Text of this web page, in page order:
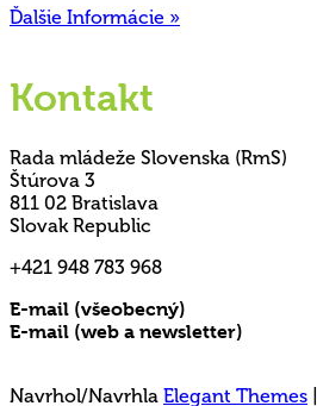
Ďalšie Informácie »
Kontakt
Rada mládeže Slovenska (RmS)
Štúrova 3
811 02 Bratislava
Slovak Republic
+421 948 783 968
E-mail (všeobecný)
E-mail (web a newsletter)
Navrhol/Navrhla Elegant Themes